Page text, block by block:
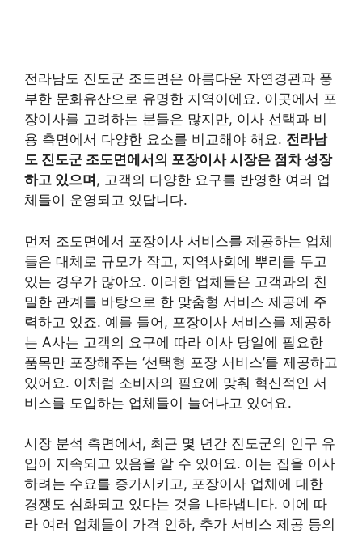
전라남도 진도군 조도면은 아름다운 자연경관과 풍
부한 문화유산으로 유명한 지역이에요. 이곳에서 포
장이사를 고려하는 분들은 많지만, 이사 선택과 비
용 측면에서 다양한 요소를 비교해야 해요. 전라남
도 진도군 조도면에서의 포장이사 시장은 점차 성장
하고 있으며 , 고객의 다양한 요구를 반영한 여러 업
체들이 운영되고 있답니다.
먼저 조도면에서 포장이사 서비스를 제공하는 업체
들은 대체로 규모가 작고, 지역사회에 뿌리를 두고
있는 경우가 많아요. 이러한 업체들은 고객과의 친
밀한 관계를 바탕으로 한 맞춤형 서비스 제공에 주
력하고 있죠. 예를 들어, 포장이사 서비스를 제공하
는 A사는 고객의 요구에 따라 이사 당일에 필요한
품목만 포장해주는 ‘선택형 포장 서비스’를 제공하고
있어요. 이처럼 소비자의 필요에 맞춰 혁신적인 서
비스를 도입하는 업체들이 늘어나고 있어요.
시장 분석 측면에서, 최근 몇 년간 진도군의 인구 유
입이 지속되고 있음을 알 수 있어요. 이는 집을 이사
하려는 수요를 증가시키고, 포장이사 업체에 대한
경쟁도 심화되고 있다는 것을 나타냅니다. 이에 따
라 여러 업체들이 가격 인하, 추가 서비스 제공 등의